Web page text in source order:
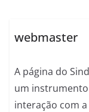
webmaster
A página do
um
interação com